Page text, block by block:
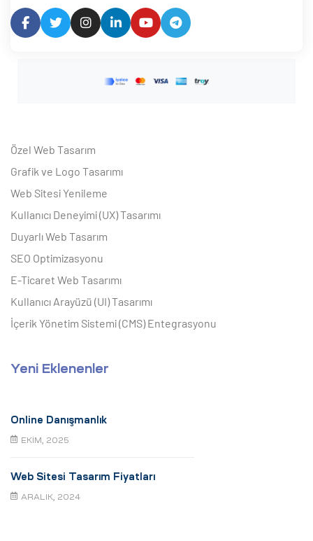
Özel Web Tasarım
Grafik ve Logo Tasarımı
Web Sitesi Yenileme
Kullanıcı Deneyimi (UX) Tasarımı
Duyarlı Web Tasarım
SEO Optimizasyonu
E-Ticaret Web Tasarımı
Kullanıcı Arayüzü (UI) Tasarımı
İçerik Yönetim Sistemi (CMS) Entegrasyonu
Yeni Eklenenler
Online Danışmanlık
EKIM, 2025
Web Sitesi Tasarım Fiyatları
ARALIK, 2024